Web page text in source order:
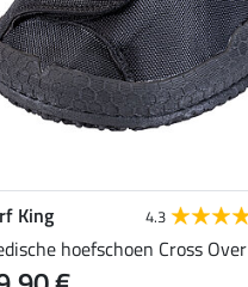
King 4.3
hoefschoen Cross Over